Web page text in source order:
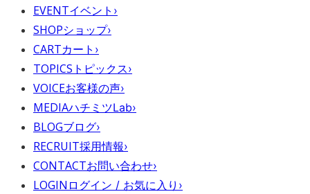
EVENTイベント ›
SHOPショップ›
CARTカート ›
TOPICS トピックス›
VOICEお客様の声›
MEDIAハチミツLab›
BLOGブログ›
RECRUIT採用情報›
CONTACTお問い合わせ›
LOGIN ログイン / お気に入り ›